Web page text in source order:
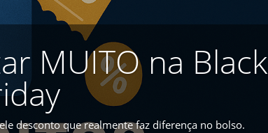
MUITO na Black
desconto que realmente faz diferença no bolso.